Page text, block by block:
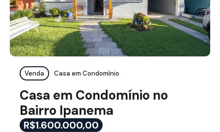
Venda Casa em Condomínio
Casa em Condomínio no
Bairro Ipanema
R$1.600.000,00